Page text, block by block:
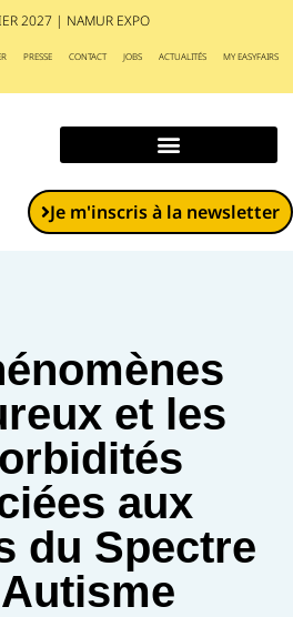
2027 | NAMUR EXPO
PRESSE CONTACT JOBS ACTUALITÉS MY EASYFAIRS
Je m'inscris à la newsletter
et les
aux
du Spectre